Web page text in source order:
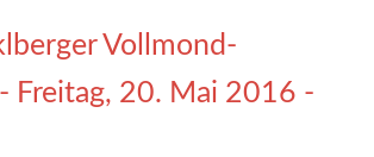
Vollmond-
Freitag, 20. Mai 2016 -